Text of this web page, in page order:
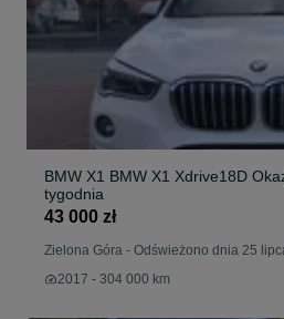
BMW X1 BMW X1 Xdrive18D
tygodnia
43 000 zł
Zielona Góra - Odświeżono dnia 25
2017 - 304 000 km